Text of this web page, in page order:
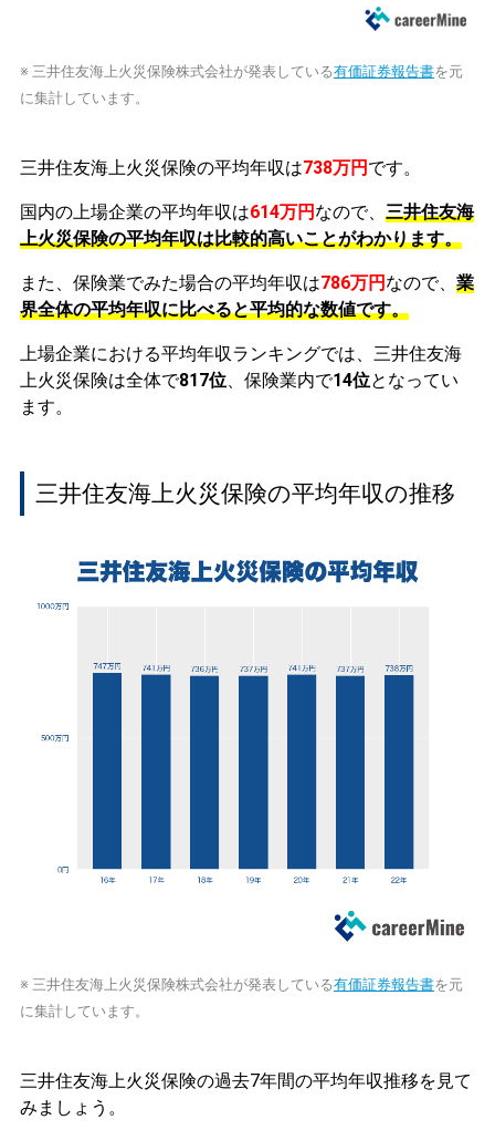
※ 三井住友海上火災保険株式会社が発表している有価証券報告書を元
に集計しています。
三井住友海上火災保険の平均年収は738万円 です。
国内の上場企業の平均年収は614万円 なので、 三井住友海
上火災保険の平均年収は比較的高いことがわかります。
また、保険業でみた場合の平均年収は786万円 なので、 業
界全体の平均年収に比べると平均的な数値です。
上場企業における平均年収ランキングでは、三井住友海
上火災保険は全体で817位、保険業内で14位となってい
ます。
三井住友海上火災保険の平均年収の推移
※ 三井住友海上火災保険株式会社が発表している有価証券報告書を元
に集計しています。
三井住友海上火災保険の過去7年間の平均年収推移を見て
みましょう。